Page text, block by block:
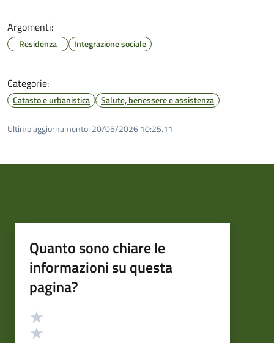
Argomenti:
Residenza Integrazione sociale
Categorie:
Catasto e urbanistica Salute, benessere e assistenza
Ultimo aggiornamento: 20/05/2026 10:25.11
Quanto sono chiare le
informazioni su questa
pagina?
Valutazione